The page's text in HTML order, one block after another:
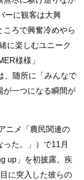
ーに観客は大興
ろで興奮冷めやら
に楽しむユニーク
様様」
、随所に「みんなで
が一つになる瞬間が
ニメ「農民関連の
た。」）で11月
up」を初披露。疾
に突入した彼らの